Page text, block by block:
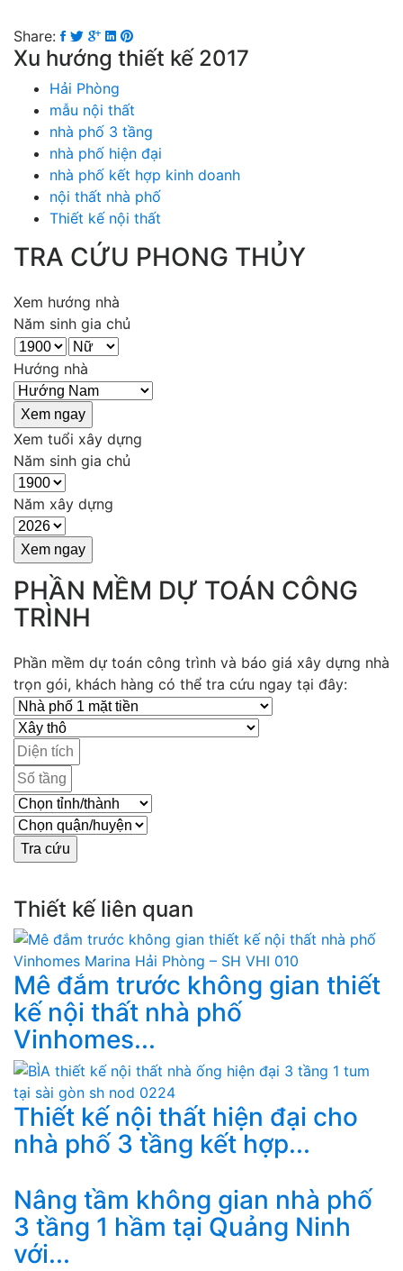
Share:
Xu hướng thiết kế 2017
Hải Phòng
mẫu nội thất
nhà phố 3 tầng
nhà phố hiện đại
nhà phố kết hợp kinh doanh
nội thất nhà phố
Thiết kế nội thất
TRA CỨU PHONG THỦY
Xem hướng nhà
Năm sinh gia chủ
Hướng nhà
Xem tuổi xây dựng
Năm sinh gia chủ
Năm xây dựng
PHẦN MỀM DỰ TOÁN CÔNG
TRÌNH
Phần mềm dự toán công trình và báo giá xây dựng nhà
trọn gói, khách hàng có thể tra cứu ngay tại đây:
Thiết kế liên quan
Mê đắm trước không gian thiết
kế nội thất nhà phố
Vinhomes...
Thiết kế nội thất hiện đại cho
nhà phố 3 tầng kết hợp...
Nâng tầm không gian nhà phố
3 tầng 1 hầm tại Quảng Ninh
với...